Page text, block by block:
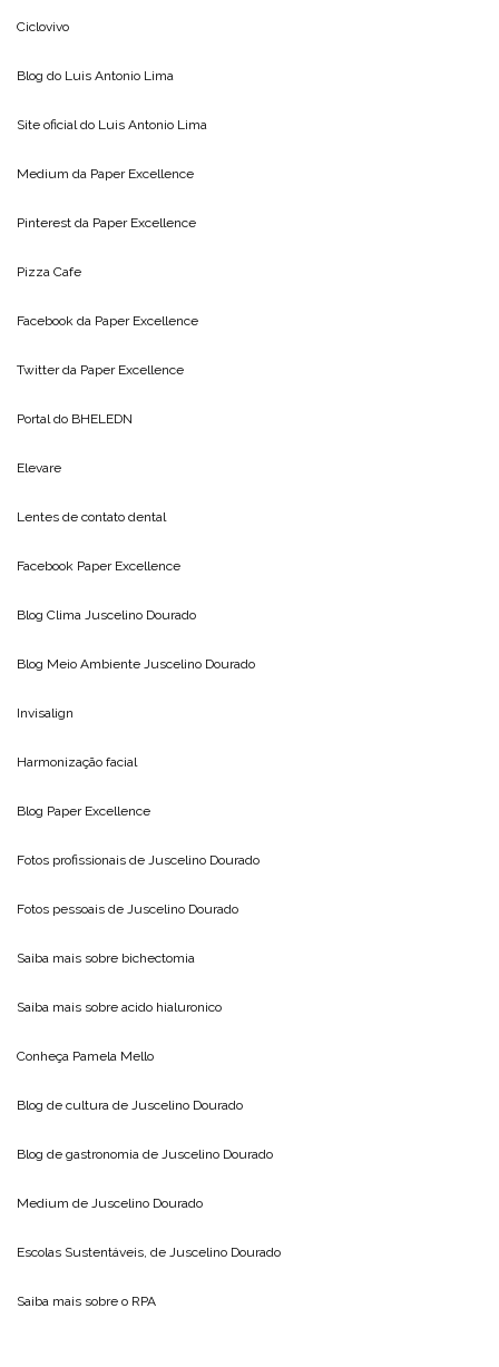
Ciclovivo
Blog do Luis Antonio Lima
Site oficial do Luis Antonio Lima
Medium da Paper Excellence
Pinterest da Paper Excellence
Pizza Cafe
Facebook da Paper Excellence
Twitter da Paper Excellence
Portal do BHELEDN
Elevare
Lentes de contato dental
Facebook Paper Excellence
Blog Clima Juscelino Dourado
Blog Meio Ambiente Juscelino Dourado
Invisalign
Harmonização facial
Blog Paper Excellence
Fotos profissionais de Juscelino Dourado
Fotos pessoais de Juscelino Dourado
Saiba mais sobre bichectomia
Saiba mais sobre acido hialuronico
Conheça Pamela Mello
Blog de cultura de Juscelino Dourado
Blog de gastronomia de Juscelino Dourado
Medium de Juscelino Dourado
Escolas Sustentáveis, de Juscelino Dourado
Saiba mais sobre o RPA